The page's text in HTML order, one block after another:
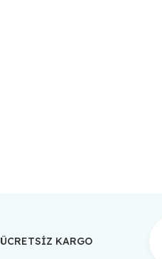
ÜCRETSİZ KARGO